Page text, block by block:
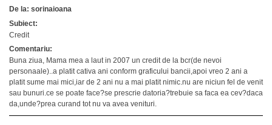
De la: sorinaioana
Subiect:
Credit
Comentariu:
Buna ziua, Mama mea a laut in 2007 un credit de la bcr(de nevoi
personaale)..a platit cativa ani conform graficului bancii,apoi vreo 2 ani a
platit sume mai mici,iar de 2 ani nu a mai platit nimic.nu are niciun fel de venit
sau bunuri.ce se poate face?se prescrie datoria?trebuie sa faca ea cev?daca
da,unde?prea curand tot nu va avea venituri.